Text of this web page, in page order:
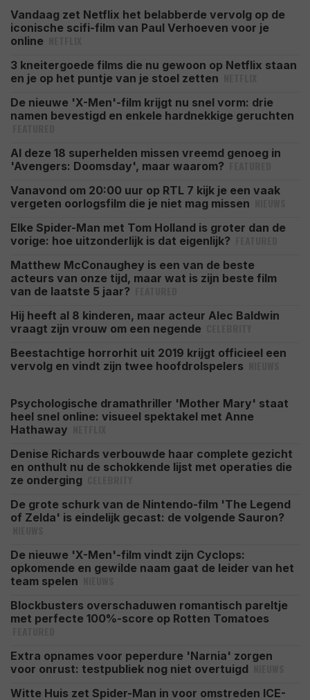
Vandaag zet Netflix het belabberde vervolg op de
iconische scifi-film van Paul Verhoeven voor je
online
3 kneitergoede films die nu gewoon op Netflix staan
en je op het puntje van je stoel zetten
De nieuwe 'X-Men'-film krijgt nu snel vorm: drie
namen bevestigd en enkele hardnekkige geruchten
Al deze 18 superhelden missen vreemd genoeg in
'Avengers: Doomsday', maar waarom?
Vanavond om 20:00 uur op RTL 7 kijk je een vaak
vergeten oorlogsfilm die je niet mag missen
Elke Spider-Man met Tom Holland is groter dan de
vorige: hoe uitzonderlijk is dat eigenlijk?
Matthew McConaughey is een van de beste
acteurs van onze tijd, maar wat is zijn beste film
van de laatste 5 jaar?
Hij heeft al 8 kinderen, maar acteur Alec Baldwin
vraagt zijn vrouw om een negende
Beestachtige horrorhit uit 2019 krijgt officieel een
vervolg en vindt zijn twee hoofdrolspelers
Psychologische dramathriller 'Mother Mary' staat
heel snel online: visueel spektakel met Anne
Hathaway
Denise Richards verbouwde haar complete gezicht
en onthult nu de schokkende lijst met operaties die
ze onderging
De grote schurk van de Nintendo-film 'The Legend
of Zelda' is eindelijk gecast: de volgende Sauron?
De nieuwe 'X-Men'-film vindt zijn Cyclops:
opkomende en gewilde naam gaat de leider van het
team spelen
Blockbusters overschaduwen romantisch pareltje
met perfecte 100%-score op Rotten Tomatoes
Extra opnames voor peperdure 'Narnia' zorgen
voor onrust: testpubliek nog niet overtuigd
Witte Huis zet Spider-Man in voor omstreden ICE-